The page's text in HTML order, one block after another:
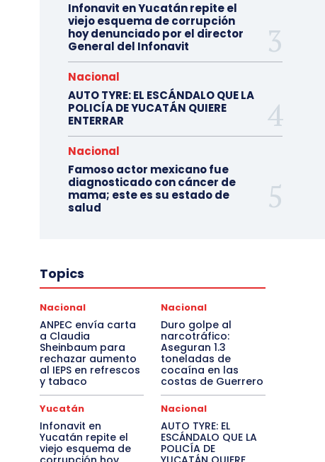
Infonavit en Yucatán repite el
viejo esquema de corrupción
hoy denunciado por el director
General del Infonavit
Nacional
AUTO TYRE: EL ESCÁNDALO QUE LA
POLICÍA DE YUCATÁN QUIERE
ENTERRAR
Nacional
Famoso actor mexicano fue
diagnosticado con cáncer de
mama; este es su estado de
salud
Topics
Nacional
ANPEC envía carta
a Claudia
Sheinbaum para
rechazar aumento
al IEPS en refrescos
y tabaco
Nacional
Duro golpe al
narcotráfico:
Aseguran 1.3
toneladas de
cocaína en las
costas de Guerrero
Yucatán
Infonavit en
Yucatán repite el
viejo esquema de
Nacional
AUTO TYRE: EL
ESCÁNDALO QUE LA
POLICÍA DE